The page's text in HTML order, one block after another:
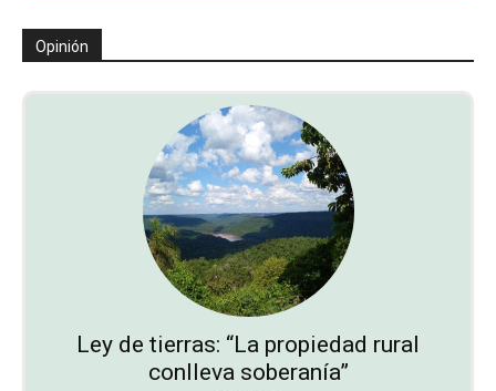
Opinión
Ley de tierras: “La propiedad rural
conlleva soberanía”